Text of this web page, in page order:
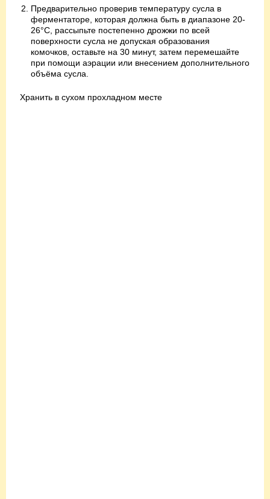
Предварительно проверив температуру сусла в
ферментаторе, которая должна быть в диапазоне 20-
26°C, рассыпьте постепенно дрожжи по всей
поверхности сусла не допуская образования
комочков, оставьте на 30 минут, затем перемешайте
при помощи аэрации или внесением дополнительного
объёма сусла.
Хранить в сухом прохладном месте